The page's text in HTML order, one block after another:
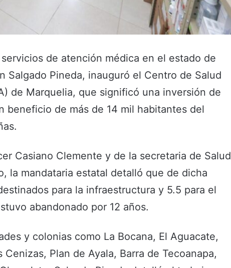
de atención médica en el estado de
Salgado Pineda, inauguró el Centro de Salud
de Marquelia, que significó una inversión de
beneficio de más de 14 mil habitantes del
Casiano Clemente y de la secretaria de Salud
la mandataria estatal detalló que de dicha
para la infraestructura y 5.5 para el
abandonado por 12 años.
y colonias como La Bocana, El Aguacate,
Plan de Ayala, Barra de Tecoanapa,